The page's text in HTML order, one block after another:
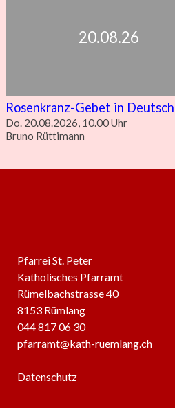
20.08.26
Rosenkranz-Gebet in Deutsch
Do. 20.08.2026, 10.00 Uhr
Bruno Rüttimann
Pfarrei St. Peter
Katholisches Pfarramt
Rümelbachstrasse 40
8153 Rümlang
044 817 06 30
pfarramt@kath-ruemlang.ch
Datenschutz